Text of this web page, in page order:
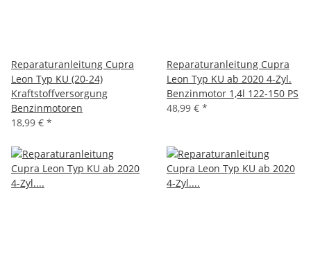
Reparaturanleitung Cupra
Leon Typ KU (20-24)
Kraftstoffversorgung
Benzinmotoren
18,99 € *
Reparaturanleitung Cupra
Leon Typ KU ab 2020 4-Zyl.
Benzinmotor 1,4l 122-150 PS
48,99 € *